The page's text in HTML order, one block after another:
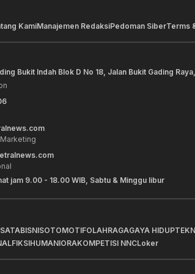
KamiManajemen RedaksiPedoman SiberTerms
Bukit Indah Blok D No 18, Jalan Bukit Gading
jam 9.00 - 18.00 WIB, Sabtu & Minggu libur
BISNISOTOMOTIFOLAHRAGAGAYA HIDUP
FIKSIHUMANIORAKOMPETISI NNCLoker